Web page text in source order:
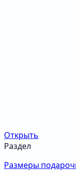
Открыть
Раздел
Размеры